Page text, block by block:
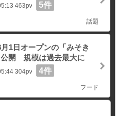
463pv 5件
話題
1日オープンの「みそき
公開 規模は過去最大に
304pv 4件
フード